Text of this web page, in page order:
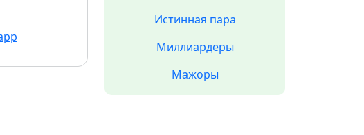
Истинная пара
Миллиардеры
Мажоры